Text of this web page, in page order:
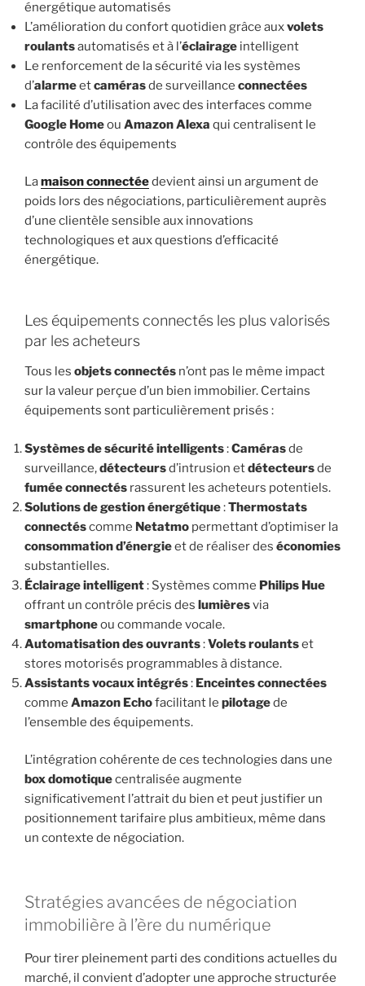
énergétique automatisés
L’amélioration du confort quotidien grâce auxvolets
roulantsautomatisés et à l’éclairage intelligent
Le renforcement de la sécurité via les systèmes
d’alarmeetcamérasde surveillance connectées
La facilité d’utilisation avec des interfaces comme
Google Homeou Amazon Alexa qui centralisent le
contrôle des équipements
Lamaison connectéedevient ainsi un argument de
poids lors des négociations, particulièrement auprès
d’une clientèle sensible aux innovations
technologiques et aux questions d’efficacité
énergétique.
Les équipements connectés les plus valorisés
par les acheteurs
Tous les objets connectés n’ont pas le même impact
sur la valeur perçue d’un bien immobilier. Certains
équipements sont particulièrement prisés :
Systèmes de sécurité intelligents:Camérasde
surveillance,détecteursd’intrusion etdétecteursde
fuméeconnectés rassurent les acheteurs potentiels.
Solutions de gestion énergétique:Thermostats
connectéscomme Netatmo permettant d’optimiser la
consommation d’énergieet de réaliser des économies
substantielles.
Éclairage intelligent: Systèmes comme Philips Hue
offrant un contrôle précis des lumièresvia
smartphoneou commande vocale.
Automatisation des ouvrants:Volets roulantset
stores motorisés programmables à distance.
Assistants vocaux intégrés: Enceintes connectées
comme Amazon Echofacilitant le pilotagede
l’ensemble des équipements.
L’intégration cohérente de ces technologies dans une
box domotiquecentralisée augmente
significativement l’attrait du bien et peut justifier un
positionnement tarifaire plus ambitieux, même dans
un contexte de négociation.
Stratégies avancées de négociation
immobilière à l’ère du numérique
Pour tirer pleinement parti des conditions actuelles du
marché, il convient d’adopter une approche structurée